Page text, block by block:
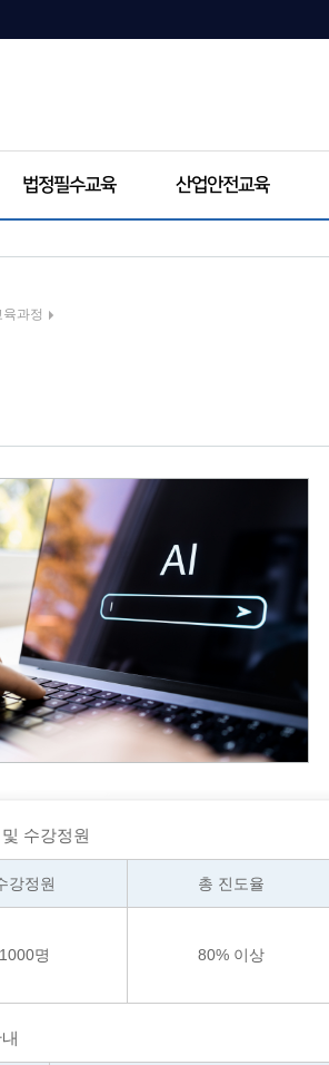
법정필수교육 산업안전교육
육과정
수강정원
강정원 총 진도율
명 80% 이상